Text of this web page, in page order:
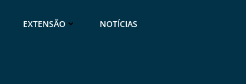
EXTENSÃO NOTÍCIAS